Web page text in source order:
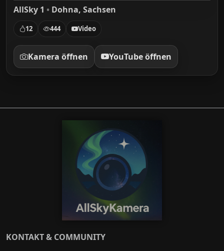
AllSky 1 • Dohna, Sachsen
12 444 Video
Kamera öffnen YouTube öffnen
KONTAKT & COMMUNITY